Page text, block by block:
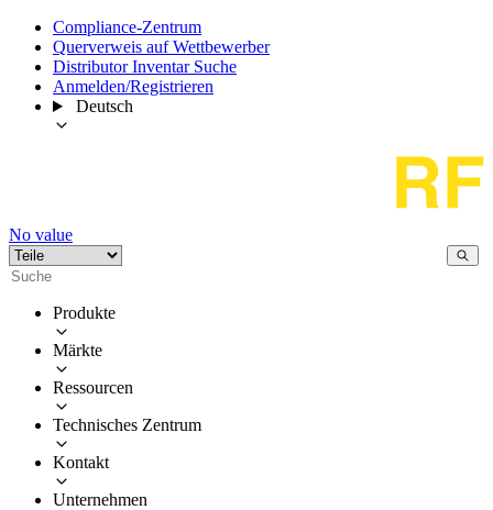
Compliance-Zentrum
Querverweis auf Wettbewerber
Distributor Inventar Suche
Anmelden/Registrieren
Deutsch
No value
Produkte
Märkte
Ressourcen
Technisches Zentrum
Kontakt
Unternehmen